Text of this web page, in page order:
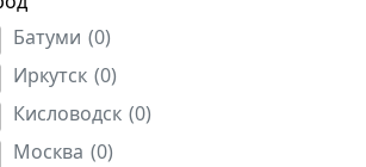
Частное охранное предприятие (ЧОП)
Архитектор
Инженер (1069
Аудитор ( 332
Официант (25 )
Юрист (907)
Батуми (0)
Иркутск (0)
Кисловодск (0)
Москва (0)